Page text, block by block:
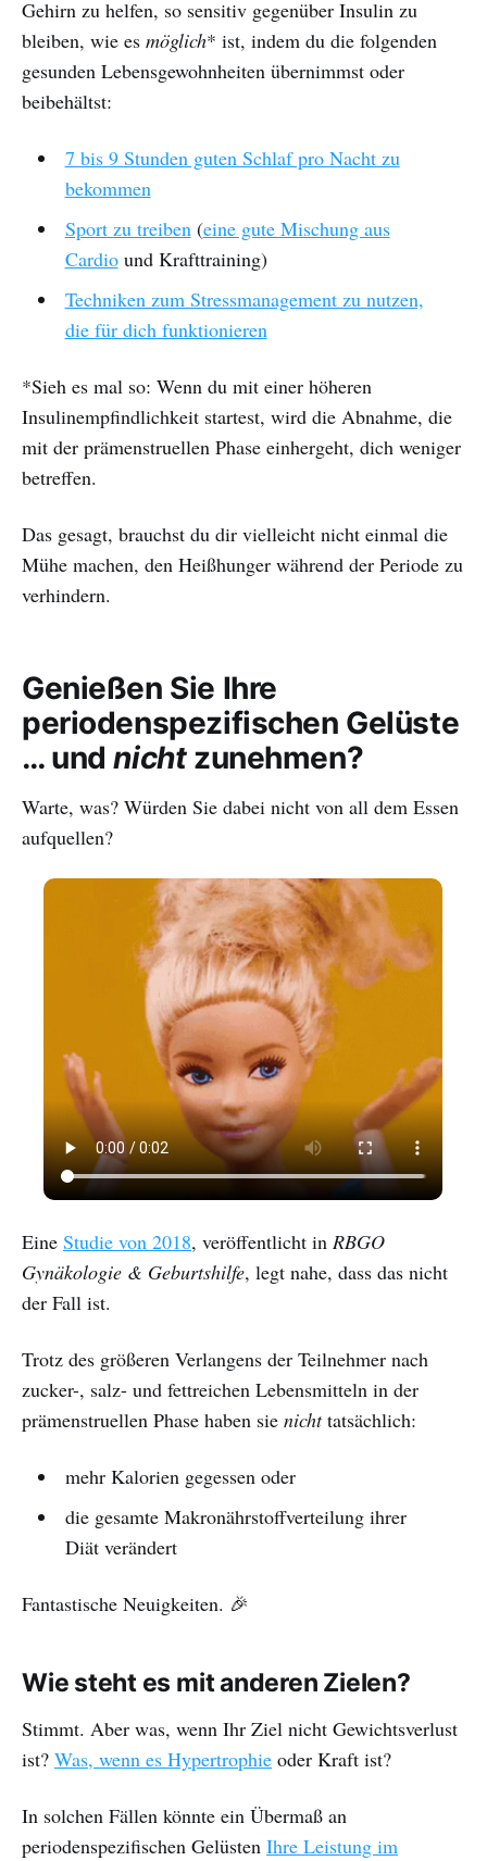
Gehirn zu helfen, so sensitiv gegenüber Insulin zu
bleiben, wie es möglich* ist, indem du die folgenden
gesunden Lebensgewohnheiten übernimmst oder
beibehältst:
7 bis 9 Stunden guten Schlaf pro Nacht zu
bekommen
Sport zu treiben (eine gute Mischung aus
Cardiound Krafttraining)
Techniken zum Stressmanagement zu nutzen,
die für dich funktionieren
*Sieh es mal so: Wenn du mit einer höheren
Insulinempfindlichkeit startest, wird die Abnahme, die
mit der prämenstruellen Phase einhergeht, dich weniger
betreffen.
Das gesagt, brauchst du dir vielleicht nicht einmal die
Mühe machen, den Heißhunger während der Periode zu
verhindern.
Genießen Sie Ihre
periodenspezifischen Gelüste
… undnicht zunehmen?
Warte, was? Würden Sie dabei nicht von all dem Essen
aufquellen?
Eine Studie von 2018, veröffentlicht in RBGO
Gynäkologie & Geburtshilfe, legt nahe, dass das nicht
der Fall ist.
Trotz des größeren Verlangens der Teilnehmer nach
zucker-, salz- und fettreichen Lebensmitteln in der
prämenstruellen Phase haben sie nichttatsächlich:
mehr Kalorien gegessen oder
die gesamte Makronährstoffverteilung ihrer
Diät verändert
Fantastische Neuigkeiten. 🎉
Wie steht es mit anderen Zielen?
Stimmt. Aber was, wenn Ihr Ziel nicht Gewichtsverlust
ist? Was, wenn es Hypertrophie oder Kraft ist?
In solchen Fällen könnte ein Übermaß an
periodenspezifischen Gelüsten Ihre Leistung im